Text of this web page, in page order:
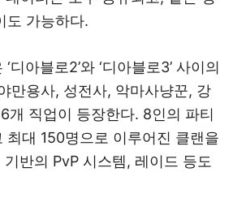
도 가능하다.
디아블로2’와 ‘디아블로3’ 사이의
만용사, 성전사, 악마사냥꾼, 강
개 직업이 등장한다. 8인의 파티
최대 150명으로 이루어진 클랜을
반의 PvP 시스템, 레이드 등도